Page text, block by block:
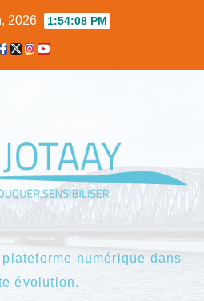
2026 1:54:09 PM
numérique dans
évolution.